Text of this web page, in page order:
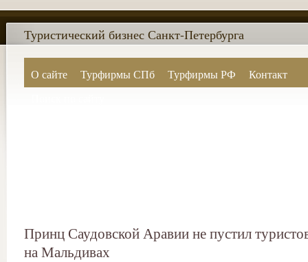
О сайте Турфирмы СПб Турфирмы РФ
Контакт
Туристический бизнес Санкт-Петербурга
Принц Саудовской Аравии не пустил
на Мальдивах